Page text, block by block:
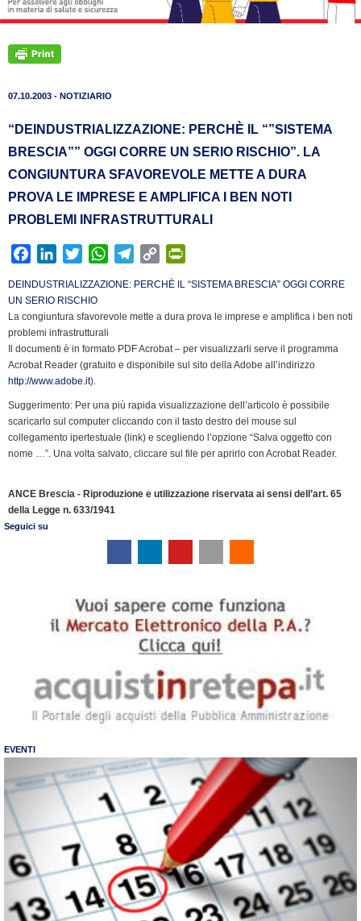
07.10.2003 - NOTIZIARIO
“DEINDUSTRIALIZZAZIONE: PERCHÈ IL “”SISTEMA
BRESCIA”” OGGI CORRE UN SERIO RISCHIO”. LA
CONGIUNTURA SFAVOREVOLE METTE A DURA
PROVA LE IMPRESE E AMPLIFICA I BEN NOTI
PROBLEMI INFRASTRUTTURALI
c
e
b
o
o
k
n
k
e
d
I
n
i
t
t
e
r
W
a
t
A
p
l
e
r
a
C
p
y
i
n
n
F
r
e
n
d
DEINDUSTRIALIZZAZIONE: PERCHÈ IL “SISTEMA BRESCIA” OGGI CORRE
UN SERIO RISCHIO
La congiuntura sfavorevole mette a dura prova le imprese e amplifica i ben noti
problemi infrastrutturali
Il documenti è in formato PDF Acrobat – per visualizzarli serve il programma
Acrobat Reader (gratuito e disponibile sul sito della Adobe all’indirizzo
http://www.adobe.it).
Suggerimento: Per una più rapida visualizzazione dell’articolo è possibile
scaricarlo sul computer cliccando con il tasto destro del mouse sul
collegamento ipertestuale (link) e scegliendo l’opzione “Salva oggetto con
nome …”. Una volta salvato, cliccare sul file per aprirlo con Acrobat Reader.
ANCE Brescia - Riproduzione e utilizzazione riservata ai sensi dell’art. 65
della Legge n. 633/1941
Seguici su
EVENTI